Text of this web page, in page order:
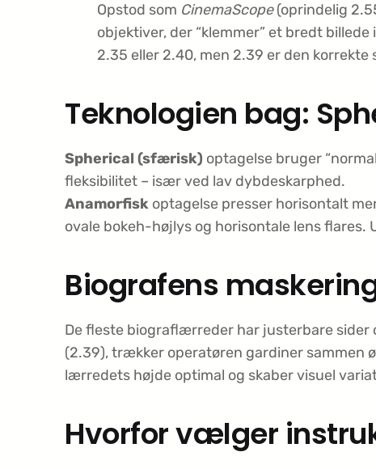
Opstod som CinemaScope(oprindelig
objektiver, der “klemmer” et bredt
2.35 eller 2.40, men 2.39 er den korrekte
Teknologien bag:
Spherical (sfærisk) optagelse bruger
fleksibilitet – især ved lav dybdeskarphed.
Anamorfisk optagelse presser horisontalt
ovale bokeh-højlys og horisontale lens
Biografens
De fleste biograflærreder har justerbare
(2.39), trækker operatøren gardiner sammen
lærredets højde optimal og skaber visuel
Hvorfor vælger